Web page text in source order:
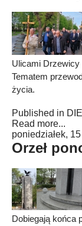
Ulicami Drzewicy
Tematem
życia.
Published in
Read more...
poniedziałek,
Orzeł
Dobiegają końca